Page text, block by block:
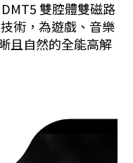
雙腔體雙磁路
術，為遊戲、音樂
且自然的全能高解